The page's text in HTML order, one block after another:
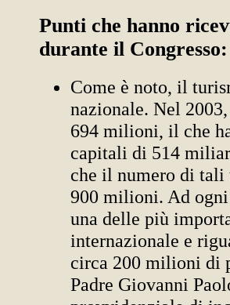
Punti che hanno
durante il Congresso:
Come è noto, il
nazionale. Nel
694 milioni, il che
capitali di 514
che il numero di
900 milioni. Ad
una delle più
internazionale e
circa 200 milioni di
Padre Giovanni